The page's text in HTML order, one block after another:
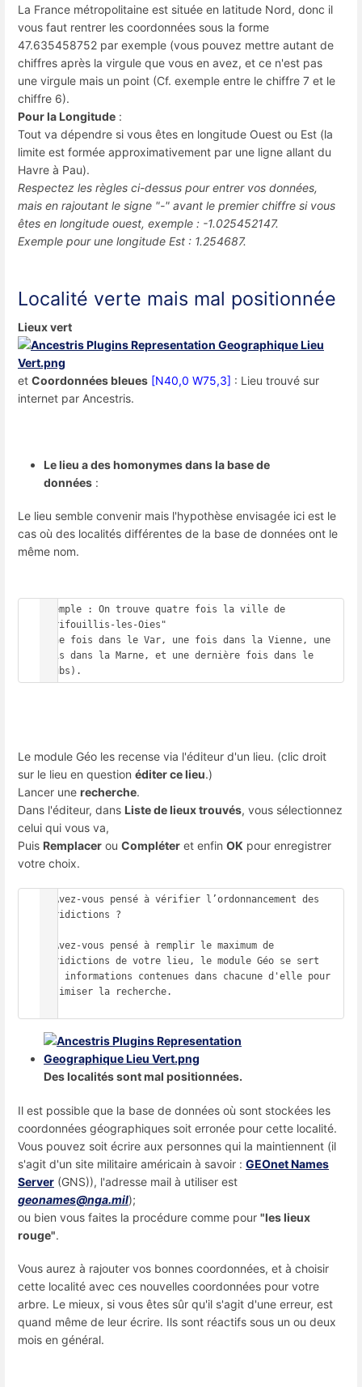
La France métropolitaine est située en latitude Nord, donc il
vous faut rentrer les coordonnées sous la forme
47.635458752 par exemple (vous pouvez mettre autant de
chiffres après la virgule que vous en avez, et ce n'est pas
une virgule mais un point (Cf. exemple entre le chiffre 7 et le
chiffre 6).
Pour la Longitude :
Tout va dépendre si vous êtes en longitude Ouest ou Est (la
limite est formée approximativement par une ligne allant du
Havre à Pau).
Respectez les règles ci-dessus pour entrer vos données,
mais en rajoutant le signe "-" avant le premier chiffre si vous
êtes en longitude ouest, exemple : -1.025452147.
Exemple pour une longitude Est : 1.254687.
Localité verte mais mal positionnée
Lieux vert
et Coordonnées bleues [N40,0 W75,3] : Lieu trouvé sur
internet par Ancestris.
Le lieu a des homonymes dans la base de
données :
Le lieu semble convenir mais l'hypothèse envisagée ici est le
cas où des localités différentes de la base de données ont le
même nom.
Exemple : On trouve quatre fois la ville de
"Trifouillis-les-Oies"
(une fois dans le Var, une fois dans la Vienne, une
fois dans la Marne, et une dernière fois dans le
Le module Géo les recense via l'éditeur d'un lieu. (clic droit
sur le lieu en question éditer ce lieu.)
Lancer une recherche.
Dans l'éditeur, dans Liste de lieux trouvés, vous sélectionnez
celui qui vous va,
Puis Remplacer ou Compléter et enfin OK pour enregistrer
votre choix.
- Avez-vous pensé à vérifier l’ordonnancement des
juridictions ?
- Avez-vous pensé à remplir le maximum de
juridictions de votre lieu, le module Géo se sert
des informations contenues dans chacune d'elle pour
optimiser la recherche.
Des localités sont mal positionnées.
Il est possible que la base de données où sont stockées les
coordonnées géographiques soit erronée pour cette localité.
Vous pouvez soit écrire aux personnes qui la maintiennent (il
s'agit d'un site militaire américain à savoir : GEOnet Names
Server (GNS)), l'adresse mail à utiliser est
geonames@nga.mil);
ou bien vous faites la procédure comme pour "les lieux
rouge".
Vous aurez à rajouter vos bonnes coordonnées, et à choisir
cette localité avec ces nouvelles coordonnées pour votre
arbre. Le mieux, si vous êtes sûr qu'il s'agit d'une erreur, est
quand même de leur écrire. Ils sont réactifs sous un ou deux
mois en général.